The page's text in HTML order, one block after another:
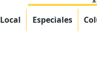
Local Especiales